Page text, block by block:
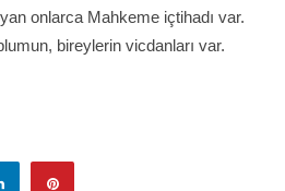
onlarca Mahkeme içtihadı var.
bireylerin vicdanları var.